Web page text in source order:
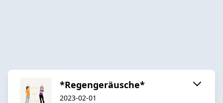
*Regengeräusche*
2023-02-01